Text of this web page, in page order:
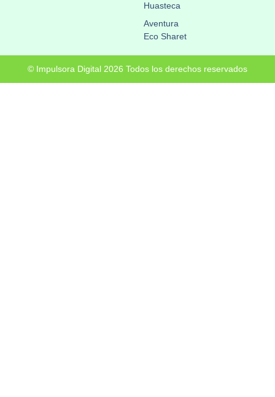
Huasteca
Aventura
Eco Sharet
© Impulsora Digital 2026 Todos los derechos reservados